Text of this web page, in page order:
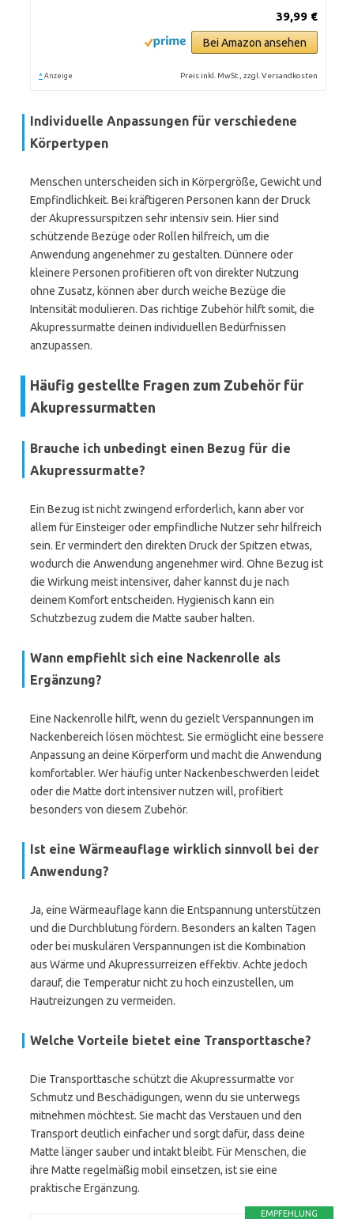
39,99 €
Bei Amazon ansehen
* Anzeige Preis inkl. MwSt., zzgl. Versandkosten
Individuelle Anpassungen für verschiedene
Körpertypen
Menschen unterscheiden sich in Körpergröße, Gewicht und
Empfindlichkeit. Bei kräftigeren Personen kann der Druck
der Akupressurspitzen sehr intensiv sein. Hier sind
schützende Bezüge oder Rollen hilfreich, um die
Anwendung angenehmer zu gestalten. Dünnere oder
kleinere Personen profitieren oft von direkter Nutzung
ohne Zusatz, können aber durch weiche Bezüge die
Intensität modulieren. Das richtige Zubehör hilft somit, die
Akupressurmatte deinen individuellen Bedürfnissen
anzupassen.
Häufig gestellte Fragen zum Zubehör für
Akupressurmatten
Brauche ich unbedingt einen Bezug für die
Akupressurmatte?
Ein Bezug ist nicht zwingend erforderlich, kann aber vor
allem für Einsteiger oder empfindliche Nutzer sehr hilfreich
sein. Er vermindert den direkten Druck der Spitzen etwas,
wodurch die Anwendung angenehmer wird. Ohne Bezug ist
die Wirkung meist intensiver, daher kannst du je nach
deinem Komfort entscheiden. Hygienisch kann ein
Schutzbezug zudem die Matte sauber halten.
Wann empfiehlt sich eine Nackenrolle als
Ergänzung?
Eine Nackenrolle hilft, wenn du gezielt Verspannungen im
Nackenbereich lösen möchtest. Sie ermöglicht eine bessere
Anpassung an deine Körperform und macht die Anwendung
komfortabler. Wer häufig unter Nackenbeschwerden leidet
oder die Matte dort intensiver nutzen will, profitiert
besonders von diesem Zubehör.
Ist eine Wärmeauflage wirklich sinnvoll bei der
Anwendung?
Ja, eine Wärmeauflage kann die Entspannung unterstützen
und die Durchblutung fördern. Besonders an kalten Tagen
oder bei muskulären Verspannungen ist die Kombination
aus Wärme und Akupressurreizen effektiv. Achte jedoch
darauf, die Temperatur nicht zu hoch einzustellen, um
Hautreizungen zu vermeiden.
Welche Vorteile bietet eine Transporttasche?
Die Transporttasche schützt die Akupressurmatte vor
Schmutz und Beschädigungen, wenn du sie unterwegs
mitnehmen möchtest. Sie macht das Verstauen und den
Transport deutlich einfacher und sorgt dafür, dass deine
Matte länger sauber und intakt bleibt. Für Menschen, die
ihre Matte regelmäßig mobil einsetzen, ist sie eine
praktische Ergänzung.
EMPFEHLUNG